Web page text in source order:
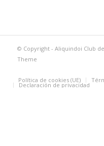
© Copyright - Aliquindoi Club
Theme
Política de cookies (UE)
Declaración de privacidad